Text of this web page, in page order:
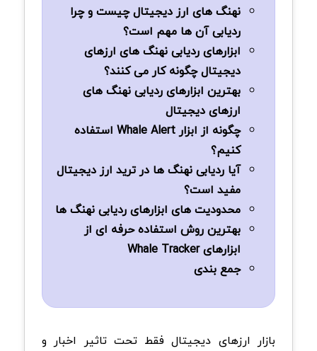
نهنگ های ارز دیجیتال چیست و چرا
ردیابی آن ها مهم است؟
ابزارهای ردیابی نهنگ های ارزهای
دیجیتال چگونه کار می کنند؟
بهترین ابزارهای ردیابی نهنگ های
ارزهای دیجیتال
چگونه از ابزار Whale Alert استفاده
کنیم؟
آیا ردیابی نهنگ ها در ترید ارز دیجیتال
مفید است؟
محدودیت های ابزارهای ردیابی نهنگ ها
بهترین روش استفاده حرفه ای از
ابزارهای Whale Tracker
جمع بندی
بازار ارزهای دیجیتال فقط تحت تاثیر اخبار و